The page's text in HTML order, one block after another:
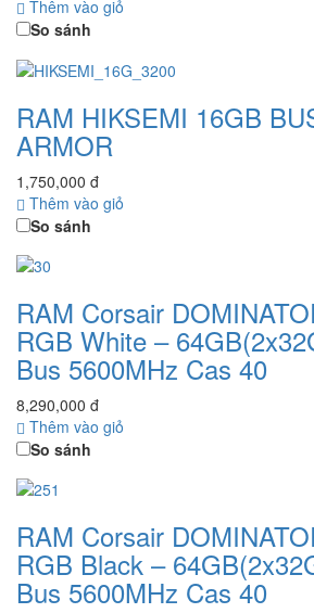
Thêm vào giỏ
So sánh
RAM HIKSEMI 16GB
ARMOR
1,750,000 đ
Thêm vào giỏ
So sánh
RAM Corsair
RGB White –
Bus 5600MHz Cas 40
8,290,000 đ
Thêm vào giỏ
So sánh
RAM Corsair
RGB Black –
Bus 5600MHz Cas 40